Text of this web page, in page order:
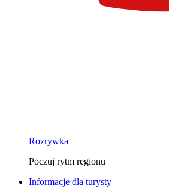
Rozrywka
Poczuj rytm regionu
Informacje dla turysty